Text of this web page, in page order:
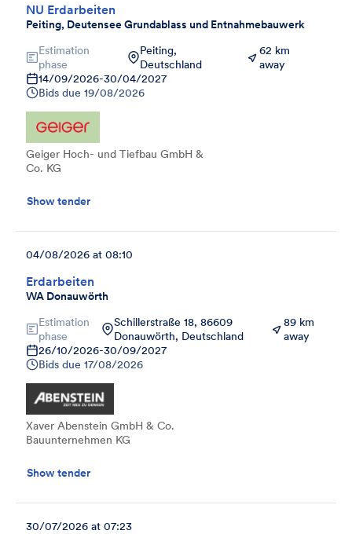
NU Erdarbeiten
Peiting, Deutensee Grundablass und Entnahmebauwerk
Estimation
phase
Peiting,
Deutschland
62 km
away
14/09/2026-30/04/2027
Bids due 19/08/2026
Geiger Hoch- und Tiefbau GmbH &
Co. KG
Show tender
Erdarbeiten
WA Donauwörth
04/08/2026 at 08:10
Estimation
phase
Schillerstraße 18, 86609
Donauwörth, Deutschland
89 km
away
26/10/2026-30/09/2027
Bids due 17/08/2026
Xaver Abenstein GmbH & Co.
Bauunternehmen KG
Show tender
30/07/2026 at 07:23